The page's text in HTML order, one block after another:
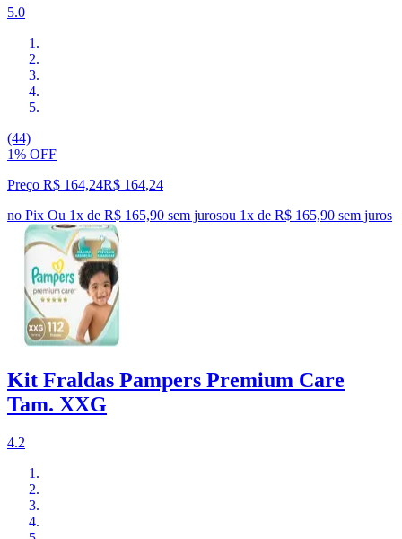
5.0
(44)
1% OFF
Preço R$ 164,24R$ 164,24
no Pix Ou 1x de R$ 165,90 sem jurosou 1x de R$ 165,90 sem juros
Kit Fraldas Pampers Premium Care
Tam. XXG
4.2